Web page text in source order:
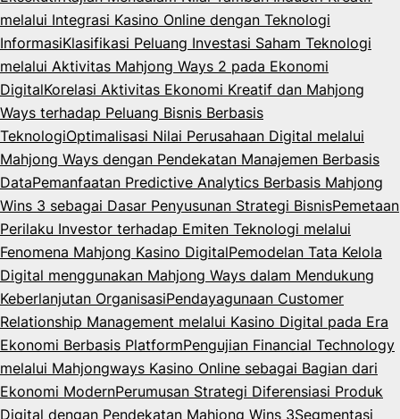
melalui Integrasi Kasino Online dengan Teknologi
InformasiKlasifikasi Peluang Investasi Saham Teknologi
melalui Aktivitas Mahjong Ways 2 pada Ekonomi
DigitalKorelasi Aktivitas Ekonomi Kreatif dan Mahjong
Ways terhadap Peluang Bisnis Berbasis
TeknologiOptimalisasi Nilai Perusahaan Digital melalui
Mahjong Ways dengan Pendekatan Manajemen Berbasis
DataPemanfaatan Predictive Analytics Berbasis Mahjong
Wins 3 sebagai Dasar Penyusunan Strategi BisnisPemetaan
Perilaku Investor terhadap Emiten Teknologi melalui
Fenomena Mahjong Kasino DigitalPemodelan Tata Kelola
Digital menggunakan Mahjong Ways dalam Mendukung
Keberlanjutan OrganisasiPendayagunaan Customer
Relationship Management melalui Kasino Digital pada Era
Ekonomi Berbasis PlatformPengujian Financial Technology
melalui Mahjongways Kasino Online sebagai Bagian dari
Ekonomi ModernPerumusan Strategi Diferensiasi Produk
Digital dengan Pendekatan Mahjong Wins 3Segmentasi